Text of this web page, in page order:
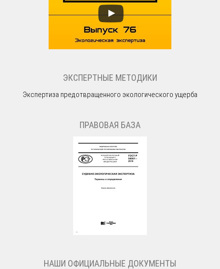
ЭКСПЕРТНЫЕ МЕТОДИКИ
Экспертиза предотвращенного экологического ущерба
ПРАВОВАЯ БАЗА
НАШИ ОФИЦИАЛЬНЫЕ ДОКУМЕНТЫ